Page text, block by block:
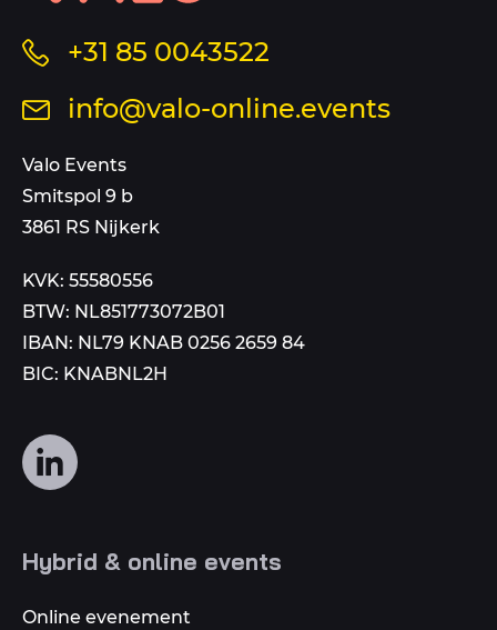
sitemap+31 85 0043522
op
Stuur
mail
aan
info@valo-online.events
Valo Events
Smitspol 9 b
3861 RS Nijkerk
KVK: 55580556
BTW: NL851773072B01
IBAN: NL79 KNAB 0256 2659 84
BIC: KNABNL2H
Volg
ons
media
Hybrid & online events
Online evenement